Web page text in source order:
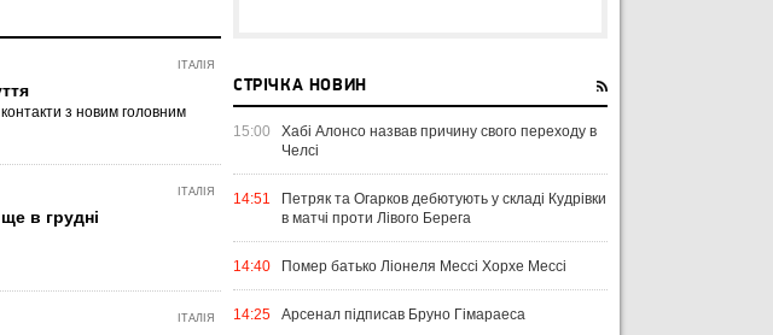
ІТАЛІЯ
з новим головним
ІТАЛІЯ
в грудні
ІТАЛІЯ
СТРІЧКА НОВИН
15:00
Хабі Алонсо назвав причину свого переходу в
Челсі
14:51
Петряк та Огарков дебютують у складі Кудрівки
в матчі проти Лівого Берега
14:40 Помер батько Ліонеля Мессі Хорхе Мессі
14:25 Арсенал підписав Бруно Гімараеса